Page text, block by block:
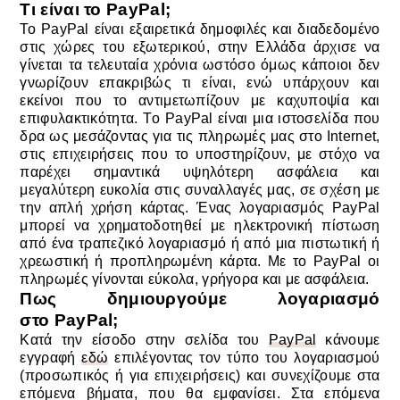
Τι είναι το PayPal;
Το PayPal είναι εξαιρετικά δημοφιλές και διαδεδομένο
στις χώρες του εξωτερικού, στην Ελλάδα άρχισε να
γίνεται τα τελευταία χρόνια ωστόσο όμως κάποιοι δεν
γνωρίζουν επακριβώς τι είναι, ενώ υπάρχουν και
εκείνοι που το αντιμετωπίζουν με καχυποψία και
επιφυλακτικότητα. Tο PayPal είναι μια ιστοσελίδα που
δρα ως μεσάζοντας για τις πληρωμές μας στο Internet,
στις επιχειρήσεις που το υποστηρίζουν, με στόχο να
παρέχει σημαντικά υψηλότερη ασφάλεια και
μεγαλύτερη ευκολία στις συναλλαγές μας, σε σχέση με
την απλή χρήση κάρτας.Ένας λογαριασμός PayPal
μπορεί να χρηματοδοτηθεί με ηλεκτρονική πίστωση
από ένα τραπεζικό λογαριασμό ή από μια πιστωτική ή
χρεωστική ή προπληρωμένη κάρτα. Με το PayPal
οι
πληρωμές γίνονται εύκολα, γρήγορα και με ασφάλεια.
Πως δημιουργούμε λογαριασμό
στο PayPal;
Κατά την είσοδο στην σελίδα του PayPal κάνουμε
εγγραφήεδώ επιλέγοντας τον τύπο του λογαριασμού
(προσωπικός ή για επιχειρήσεις) και συνεχίζουμε στα
επόμενα βήματα, που θα εμφανίσει. Στα επόμενα